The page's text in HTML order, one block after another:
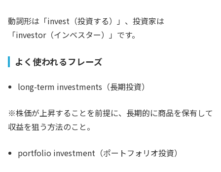
動詞形は「invest（投資する）」、投資家は
「investor（インベスター）」です。
よく使われるフレーズ
long-term investments（長期投資）
※株価が上昇することを前提に、長期的に商品を保有して
収益を狙う方法のこと。
portfolio investment（ポートフォリオ投資）